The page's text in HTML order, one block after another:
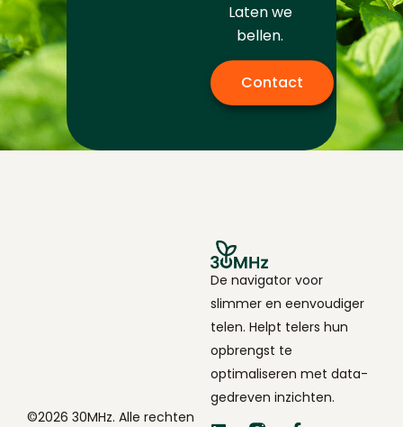
Laten we
bellen.
Contact
De navigator voor
slimmer en eenvoudiger
telen. Helpt telers hun
opbrengst te
optimaliseren met data-
gedreven inzichten.
©2026 30MHz. Alle rechten